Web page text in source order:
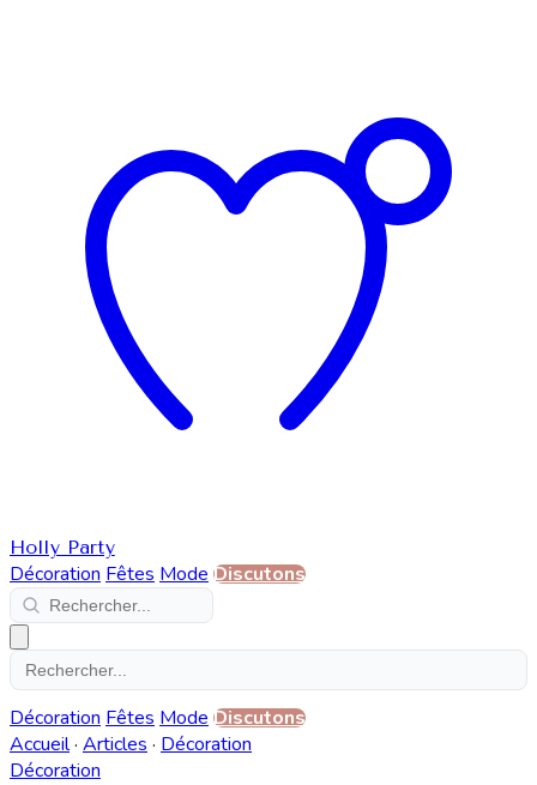
Holly Party
Décoration Fêtes Mode Discutons
Décoration Fêtes Mode Discutons
Accueil· Articles · Décoration
Décoration